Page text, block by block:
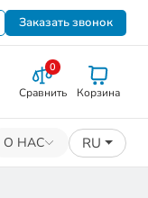
Заказать звонок
0
Сравнить Корзина
О НАС RU